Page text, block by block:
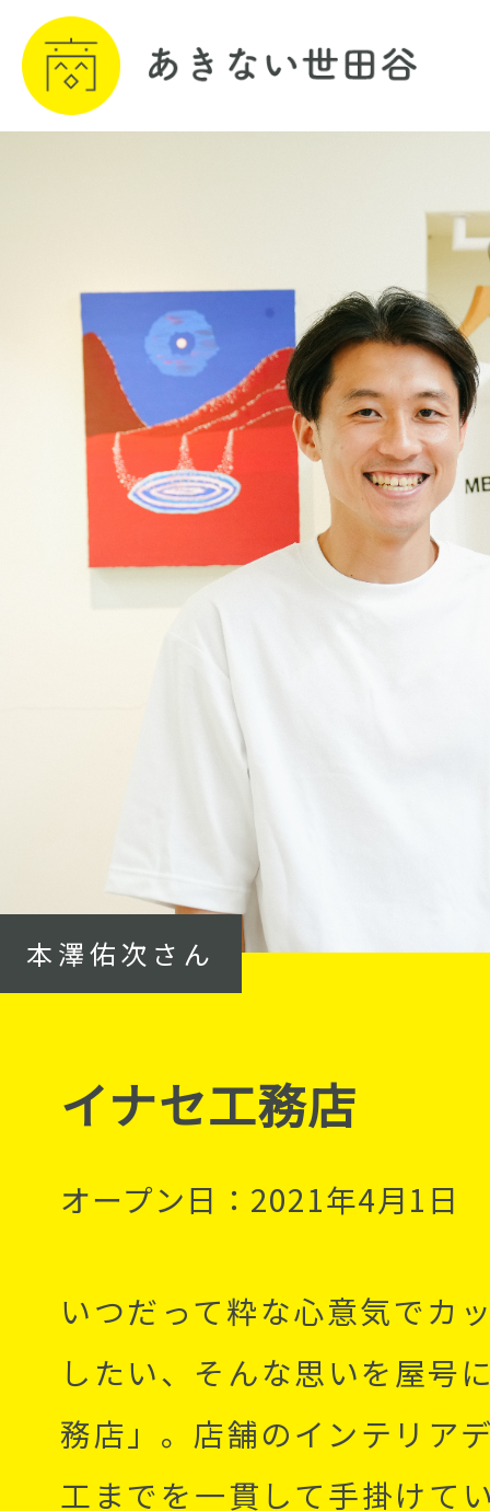
本澤佑次さん
イナセ工務店
オープン日：2021年4月1日
いつだって粋な心意気でカ
したい、そんな思いを屋号
務店」。店舗のインテリア
工までを一貫して手掛けて